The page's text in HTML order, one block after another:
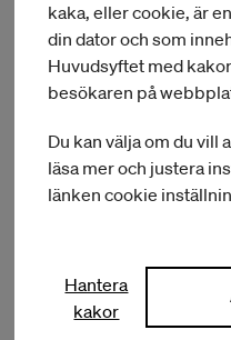
Ärendenr:
KN 2020/7651
Förnamn:Per
Efternamn:Störby
Hemort:Enskededalen
Typ av bidrag:
Acusticum
Sammanfattning:
Längd:
kaka, eller cookie, är
din dator och som
Huvudsyftet med
besökaren på
Du kan välja om du vill
läsa mer och justera
länken cookie
Hantera
kakor